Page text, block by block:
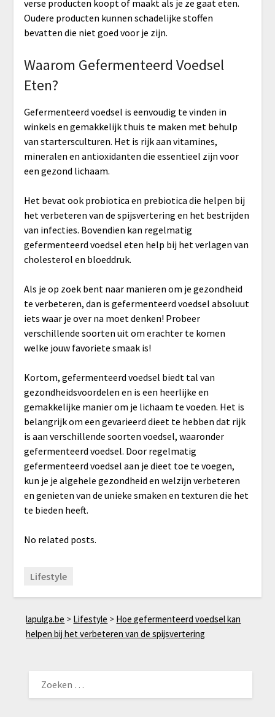
verse producten koopt of maakt als je ze gaat eten.
Oudere producten kunnen schadelijke stoffen
bevatten die niet goed voor je zijn.
Waarom Gefermenteerd Voedsel
Eten?
Gefermenteerd voedsel is eenvoudig te vinden in
winkels en gemakkelijk thuis te maken met behulp
van startersculturen. Het is rijk aan vitamines,
mineralen en antioxidanten die essentieel zijn voor
een gezond lichaam.
Het bevat ook probiotica en prebiotica die helpen bij
het verbeteren van de spijsvertering en het bestrijden
van infecties. Bovendien kan regelmatig
gefermenteerd voedsel eten help bij het verlagen van
cholesterol en bloeddruk.
Als je op zoek bent naar manieren om je gezondheid
te verbeteren, dan is gefermenteerd voedsel absoluut
iets waar je over na moet denken! Probeer
verschillende soorten uit om erachter te komen
welke jouw favoriete smaak is!
Kortom, gefermenteerd voedsel biedt tal van
gezondheidsvoordelen en is een heerlijke en
gemakkelijke manier om je lichaam te voeden. Het is
belangrijk om een gevarieerd dieet te hebben dat rijk
is aan verschillende soorten voedsel, waaronder
gefermenteerd voedsel. Door regelmatig
gefermenteerd voedsel aan je dieet toe te voegen,
kun je je algehele gezondheid en welzijn verbeteren
en genieten van de unieke smaken en texturen die het
te bieden heeft.
No related posts.
Lifestyle
lapulga.be > Lifestyle > Hoe gefermenteerd voedsel kan
helpen bij het verbeteren van de spijsvertering
NAAR: